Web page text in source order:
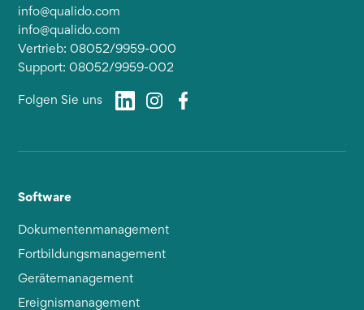
info@qualido.com
info@qualido.com
Vertrieb: 08052/9959-000
Support: 08052/9959-002
Folgen Sie uns
Software
Dokumentenmanagement
Fortbildungsmanagement
Gerätemanagement
Ereignismanagement